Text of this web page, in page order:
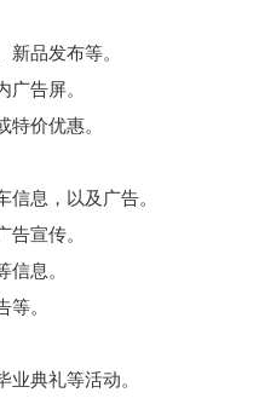
品发布等。
告屏。
价优惠。
息，以及广告。
宣传。
息。
。
典礼等活动。